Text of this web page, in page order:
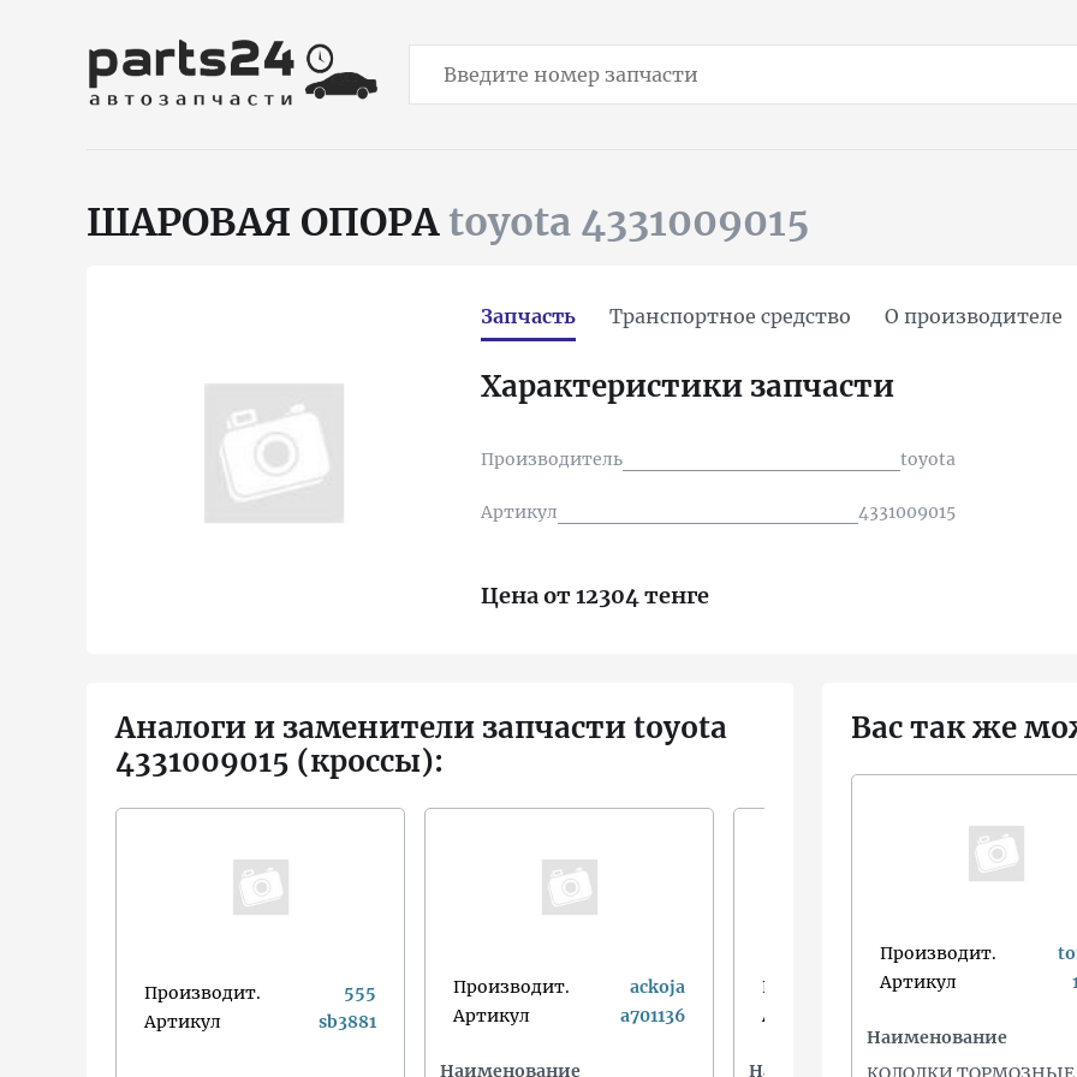
ШАРОВАЯ ОПОРА toyota 4331009015
Запчасть Транспортное средство О производителе
Характеристики запчасти
Производитель toyota
Артикул 4331009015
Цена от 12304 тенге
Аналоги и заменители запчасти toyota
4331009015 (кроссы):
Производит.
555
Артикул
sb3881
Производит.
ackoja
Артикул
a701136
Наименование
Производит.
aplus
Артикул
Наименование
Вас так же
Производит.
Артикул
Наименование